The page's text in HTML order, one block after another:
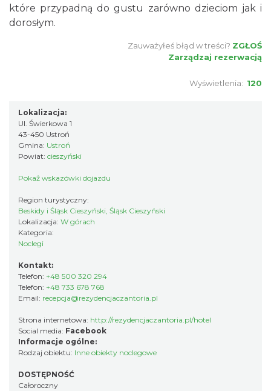
które przypadną do gustu zarówno dzieciom jak i
dorosłym.
Zauważyłeś błąd w treści? ZGŁOŚ
Zarządzaj rezerwacją
Wyświetlenia: 120
Lokalizacja:
Ul. Świerkowa 1
43-450 Ustroń
Gmina: Ustroń
Powiat: cieszyński
Pokaż wskazówki dojazdu
Region turystyczny:
Beskidy i Śląsk Cieszyński, Śląsk Cieszyński
Lokalizacja: W górach
Kategoria:
Noclegi
Kontakt:
Telefon: +48 500 320 294
Telefon: +48 733 678 768
Email: recepcja@rezydencjaczantoria.pl
Strona internetowa: http://rezydencjaczantoria.pl/hotel
Social media: Facebook
Informacje ogólne:
Rodzaj obiektu: Inne obiekty noclegowe
DOSTĘPNOŚĆ
Całoroczny